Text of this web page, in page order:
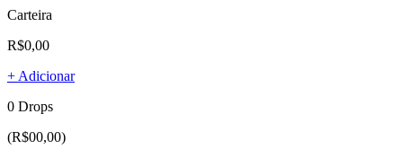
Carteira
R$0,00
+ Adicionar
0 Drops
(R$00,00)